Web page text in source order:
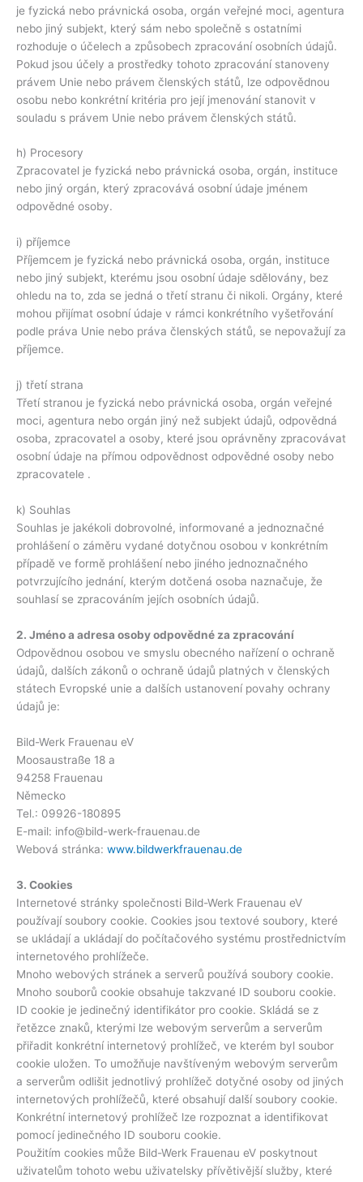
je fyzická nebo právnická osoba, orgán veřejné moci, agentura
nebo jiný subjekt, který sám nebo společně s ostatními
rozhoduje o účelech a způsobech zpracování osobních údajů.
Pokud jsou účely a prostředky tohoto zpracování stanoveny
právem Unie nebo právem členských států, lze odpovědnou
osobu nebo konkrétní kritéria pro její jmenování stanovit v
souladu s právem Unie nebo právem členských států.
h) Procesory
Zpracovatel je fyzická nebo právnická osoba, orgán, instituce
nebo jiný orgán, který zpracovává osobní údaje jménem
odpovědné osoby.
i) příjemce
Příjemcem je fyzická nebo právnická osoba, orgán, instituce
nebo jiný subjekt, kterému jsou osobní údaje sdělovány, bez
ohledu na to, zda se jedná o třetí stranu či nikoli. Orgány, které
mohou přijímat osobní údaje v rámci konkrétního vyšetřování
podle práva Unie nebo práva členských států, se nepovažují za
příjemce.
j) třetí strana
Třetí stranou je fyzická nebo právnická osoba, orgán veřejné
moci, agentura nebo orgán jiný než subjekt údajů, odpovědná
osoba, zpracovatel a osoby, které jsou oprávněny zpracovávat
osobní údaje na přímou odpovědnost odpovědné osoby nebo
zpracovatele .
k) Souhlas
Souhlas je jakékoli dobrovolné, informované a jednoznačné
prohlášení o záměru vydané dotyčnou osobou v konkrétním
případě ve formě prohlášení nebo jiného jednoznačného
potvrzujícího jednání, kterým dotčená osoba naznačuje, že
souhlasí se zpracováním jejích osobních údajů.
2. Jméno a adresa osoby odpovědné za zpracování
Odpovědnou osobou ve smyslu obecného nařízení o ochraně
údajů, dalších zákonů o ochraně údajů platných v členských
státech Evropské unie a dalších ustanovení povahy ochrany
údajů je:
Bild-Werk Frauenau eV
Moosaustraße 18 a
94258 Frauenau
Německo
Tel.: 09926-180895
E-mail: info@bild-werk-frauenau.de
Webová stránka: www.bildwerkfrauenau.de
3. Cookies
Internetové stránky společnosti Bild-Werk Frauenau eV
používají soubory cookie. Cookies jsou textové soubory, které
se ukládají a ukládají do počítačového systému prostřednictvím
internetového prohlížeče.
Mnoho webových stránek a serverů používá soubory cookie.
Mnoho souborů cookie obsahuje takzvané ID souboru cookie.
ID cookie je jedinečný identifikátor pro cookie. Skládá se z
řetězce znaků, kterými lze webovým serverům a serverům
přiřadit konkrétní internetový prohlížeč, ve kterém byl soubor
cookie uložen. To umožňuje navštíveným webovým serverům
a serverům odlišit jednotlivý prohlížeč dotyčné osoby od jiných
internetových prohlížečů, které obsahují další soubory cookie.
Konkrétní internetový prohlížeč lze rozpoznat a identifikovat
pomocí jedinečného ID souboru cookie.
Použitím cookies může Bild-Werk Frauenau eV poskytnout
uživatelům tohoto webu uživatelsky přívětivější služby, které